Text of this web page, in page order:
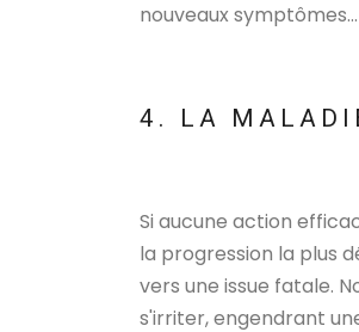
nouveaux
4. LA
Si aucune action
la progression la plus
vers une issue fatale.
s'irriter, engendrant